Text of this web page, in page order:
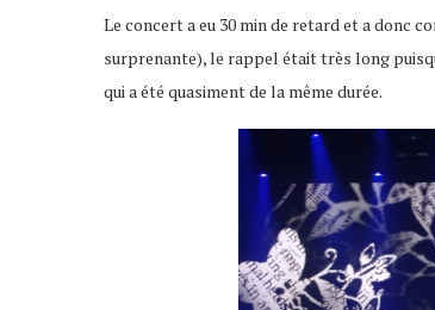
Le concert a eu 30 min de retard et a donc
surprenante), le rappel était très long
qui a été quasiment de la même durée.